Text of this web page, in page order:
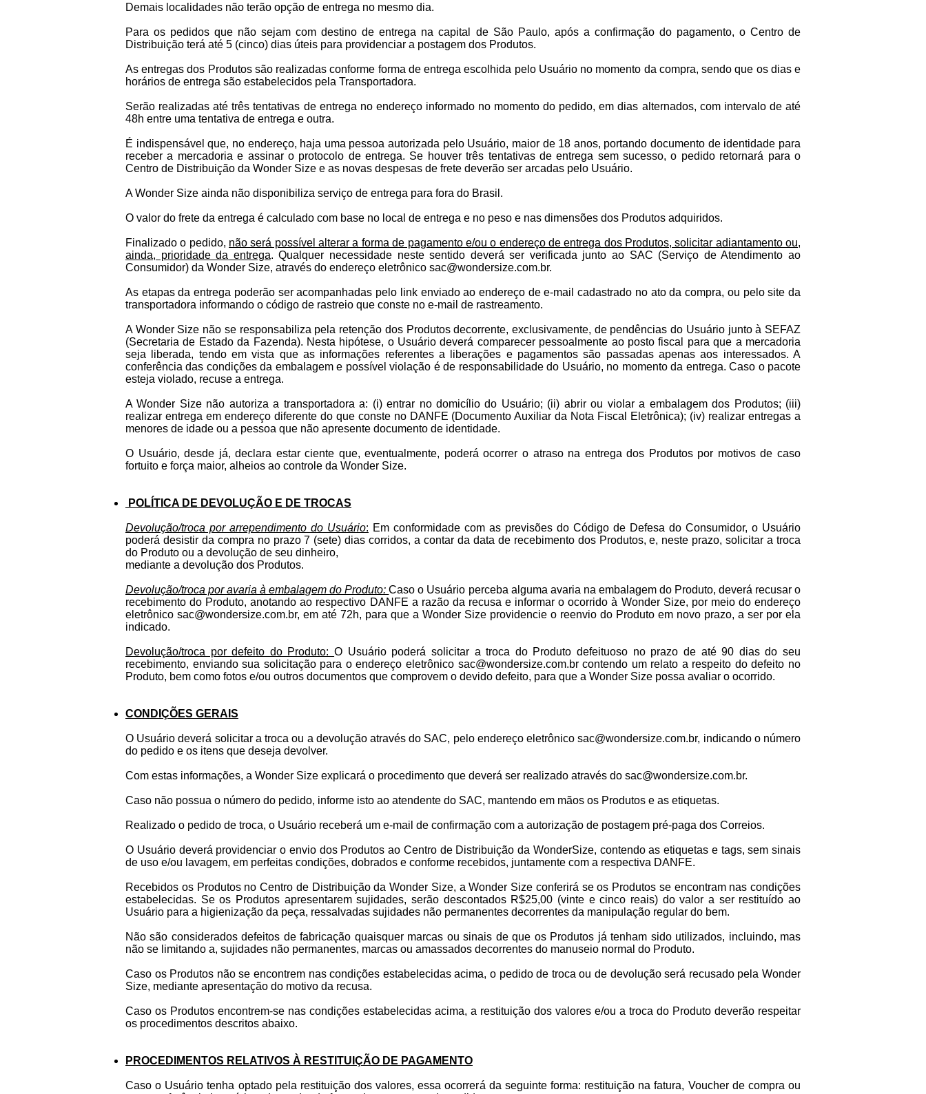
Demais localidades não terão opção de entrega no mesmo dia.
Para os pedidos que não sejam com destino de entrega na capital de São Paulo, após a confirmação do pagamento, o Centro de
Distribuição terá até 5 (cinco) dias úteis para providenciar a postagem dos Produtos.
As entregas dos Produtos são realizadas conforme forma de entrega escolhida pelo Usuário no momento da compra, sendo que os dias e
horários de entrega são estabelecidos pela Transportadora.
Serão realizadas até três tentativas de entrega no endereço informado no momento do pedido, em dias alternados, com intervalo de até
48h entre uma tentativa de entrega e outra.
É indispensável que, no endereço, haja uma pessoa autorizada pelo Usuário, maior de 18 anos, portando documento de identidade para
receber a mercadoria e assinar o protocolo de entrega. Se houver três tentativas de entrega sem sucesso, o pedido retornará para o
Centro de Distribuição da Wonder Size e as novas despesas de frete deverão ser arcadas pelo Usuário.
A Wonder Size ainda não disponibiliza serviço de entrega para fora do Brasil.
O valor do frete da entrega é calculado com base no local de entrega e no peso e nas dimensões dos Produtos adquiridos.
Finalizado o pedido, não será possível alterar a forma de pagamento e/ou o endereço de entrega dos Produtos, solicitar adiantamento ou,
ainda, prioridade da entrega. Qualquer necessidade neste sentido deverá ser verificada junto ao SAC (Serviço de Atendimento ao
Consumidor) da Wonder Size, através do endereço eletrônico sac@wondersize.com.br.
As etapas da entrega poderão ser acompanhadas pelo link enviado ao endereço de e-mail cadastrado no ato da compra, ou pelo site da
transportadora informando o código de rastreio que conste no e-mail de rastreamento.
A Wonder Size não se responsabiliza pela retenção dos Produtos decorrente, exclusivamente, de pendências do Usuário junto à SEFAZ
(Secretaria de Estado da Fazenda). Nesta hipótese, o Usuário deverá comparecer pessoalmente ao posto fiscal para que a mercadoria
seja liberada, tendo em vista que as informações referentes a liberações e pagamentos são passadas apenas aos interessados. A
conferência das condições da embalagem e possível violação é de responsabilidade do Usuário, no momento da entrega. Caso o pacote
esteja violado, recuse a entrega.
A Wonder Size não autoriza a transportadora a: (i) entrar no domicílio do Usuário; (ii) abrir ou violar a embalagem dos Produtos; (iii)
realizar entrega em endereço diferente do que conste no DANFE (Documento Auxiliar da Nota Fiscal Eletrônica); (iv) realizar entregas a
menores de idade ou a pessoa que não apresente documento de identidade.
O Usuário, desde já, declara estar ciente que, eventualmente, poderá ocorrer o atraso na entrega dos Produtos por motivos de caso
fortuito e força maior, alheios ao controle da Wonder Size.
POLÍTICA DE DEVOLUÇÃO E DE TROCAS
Devolução/troca por arrependimento do Usuário: Em conformidade com as previsões do Código de Defesa do Consumidor, o Usuário
poderá desistir da compra no prazo 7 (sete) dias corridos, a contar da data de recebimento dos Produtos, e, neste prazo, solicitar a troca
do Produto ou a devolução de seu dinheiro,
mediante a devolução dos Produtos.
Devolução/troca por avaria à embalagem do Produto:Caso o Usuário perceba alguma avaria na embalagem do Produto, deverá recusar o
recebimento do Produto, anotando ao respectivo DANFE a razão da recusa e informar o ocorrido à Wonder Size, por meio do endereço
eletrônico sac@wondersize.com.br, em até 72h, para que a Wonder Size providencie o reenvio do Produto em novo prazo, a ser por ela
indicado.
Devolução/troca por defeito do Produto:O Usuário poderá solicitar a troca do Produto defeituoso no prazo de até 90 dias do seu
recebimento, enviando sua solicitação para o endereço eletrônico sac@wondersize.com.brcontendo um relato a respeito do defeito no
Produto, bem como fotos e/ou outros documentos que comprovem o devido defeito, para que a Wonder Size possa avaliar o ocorrido.
CONDIÇÕES GERAIS
O Usuário deverá solicitar a troca ou a devolução através do SAC, pelo endereço eletrônicosac@wondersize.com.br, indicando o número
do pedido e os itens que deseja devolver.
Com estas informações, a Wonder Size explicará o procedimento que deverá ser realizado através do sac@wondersize.com.br.
Caso não possua o número do pedido, informe isto ao atendente do SAC, mantendo em mãos os Produtos e as etiquetas.
Realizado o pedido de troca, o Usuário receberá um e-mail de confirmação com a autorização de postagem pré-paga dos Correios.
O Usuário deverá providenciar o envio dos Produtos ao Centro de Distribuição da WonderSize, contendo as etiquetas e tags, sem sinais
de uso e/ou lavagem, em perfeitas condições, dobrados e conforme recebidos, juntamente com a respectiva DANFE.
Recebidos os Produtos no Centro de Distribuição da Wonder Size, a Wonder Size conferirá se os Produtos se encontram nas condições
estabelecidas. Se os Produtos apresentarem sujidades, serão descontados R$25,00 (vinte e cinco reais) do valor a ser restituído ao
Usuário para a higienização da peça, ressalvadas sujidades não permanentes decorrentes da manipulação regular do bem.
Não são considerados defeitos de fabricação quaisquer marcas ou sinais de que os Produtos já tenham sido utilizados, incluindo, mas
não se limitando a, sujidades não permanentes, marcas ou amassados decorrentes do manuseio normal do Produto.
Caso os Produtos não se encontrem nas condições estabelecidas acima, o pedido de troca ou de devolução será recusado pela Wonder
Size, mediante apresentação do motivo da recusa.
Caso os Produtos encontrem-se nas condições estabelecidas acima, a restituição dos valores e/ou a troca do Produto deverão respeitar
os procedimentos descritos abaixo.
PROCEDIMENTOS RELATIVOS À RESTITUIÇÃO DE PAGAMENTO
Caso o Usuário tenha optado pela restituição dos valores, essa ocorrerá da seguinte forma: restituição na fatura, Voucher de compra ou